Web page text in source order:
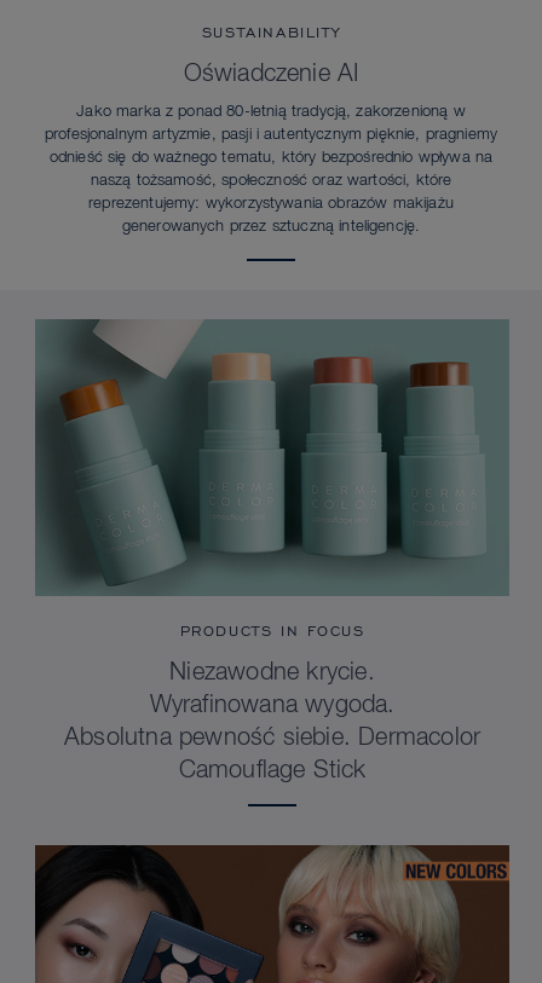
SUSTAINABILITY
Oświadczenie AI
Jako marka z ponad 80-letnią tradycją, zakorzenioną w
profesjonalnym artyzmie, pasji i autentycznym pięknie, pragniemy
odnieść się do ważnego tematu, który bezpośrednio wpływa na
naszą tożsamość, społeczność oraz wartości, które
reprezentujemy: wykorzystywania obrazów makijażu
generowanych przez sztuczną inteligencję.
PRODUCTS IN FOCUS
Niezawodne krycie.
Wyrafinowana wygoda.
Absolutna pewność siebie. Dermacolor
Camouflage Stick